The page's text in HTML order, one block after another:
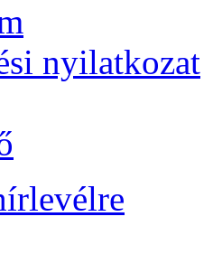
nyilatkozat